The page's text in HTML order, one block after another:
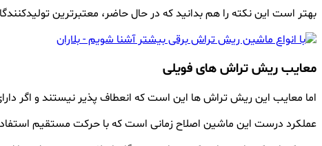
بهتر است این نکته را هم بدانید که در حال حاضر، معتبرترین
معایب ریش تراش های فویلی
اما معایب این ریش تراش ها این است که انعطاف پذیر نیستند و اگر
عملکرد درست این ماشین اصلاح زمانی است که با حرکت مستقیم